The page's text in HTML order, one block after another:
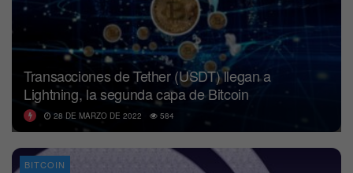
Transacciones de Tether (USDT) llegan a
Lightning, la segunda capa de Bitcoin
28 DE MARZO DE 2022 584
BITCOIN